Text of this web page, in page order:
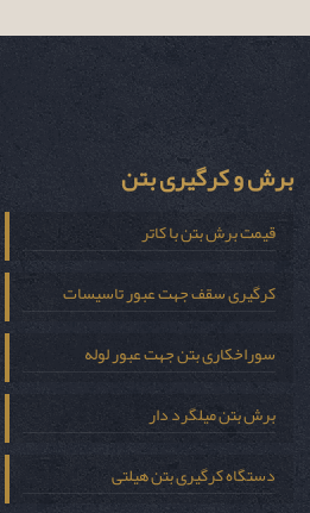
برش و کرگیری بتن
قیمت برش بتن با کاتر
کرگیری سقف جهت عبور تاسیسات
سوراخکاری بتن جهت عبور لوله
برش بتن میلگرد دار
دستگاه کرگیری بتن هیلتی